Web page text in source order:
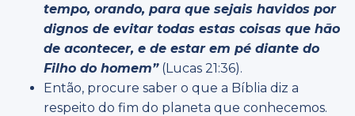
tempo, orando, para que sejais havidos por
dignos de evitar todas estas coisas que hão
de acontecer, e de estar em pé diante do
Filho do homem”(Lucas 21:36).
Então, procure saber o que a Bíblia diz a
respeito do fim do planeta que conhecemos.